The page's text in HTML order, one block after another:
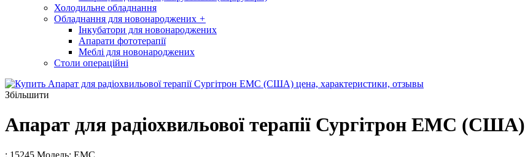
Холодильне обладнання
Обладнання для новонароджених +
Інкубатори для новонароджених
Апарати фототерапії
Меблі для новонароджених
Столи операційні
Збільшити
Апарат для радіохвильової терапії Сургітрон ЕМС (США)
: 15245 Модель: ЕМС